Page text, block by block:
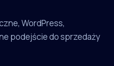
WordPress,
podejście do sprzedaży